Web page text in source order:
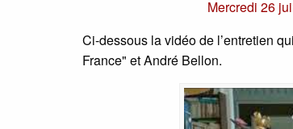
Mercredi 26
Ci-dessous la vidéo de l’entretien
France" et André Bellon.